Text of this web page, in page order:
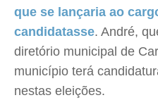
que se lançaria ao
candidatasse. André,
diretório municipal de
município terá
nestas eleições.